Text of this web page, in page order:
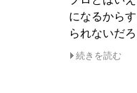
になるから
られないだ
続きを読む